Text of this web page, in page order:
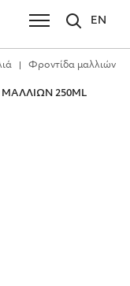
EN
Φροντίδα μαλλιών
ΜΑΛΛΙΩΝ 250ML